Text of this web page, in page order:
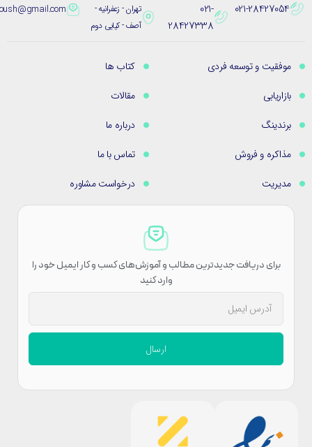
021-28427054
021-
28427338
تهران - زعفرانیه -
آصف - کیایی دوم
eybpoush@gmail.com
موفقیت و توسعه فردی
بازاریابی
برندینگ
مذاکره و فروش
مدیریت
کتاب ها
مقالات
درباره ما
تماس با ما
درخواست مشاوره
برای دریافت جدیدترین مطالب و آموزش‌های کسب و کار ایمیل خود را
وارد کنید
ارسال